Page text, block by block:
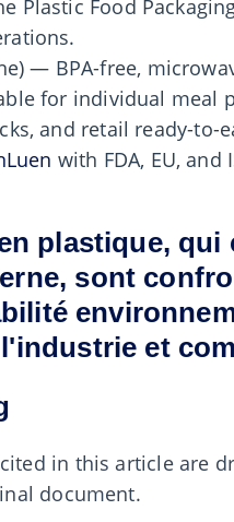
Plastic Food
— BPA-free,
for individual meal
and retail ready-to-
with FDA, EU,
plastique,
sont
et
in this article are
document.